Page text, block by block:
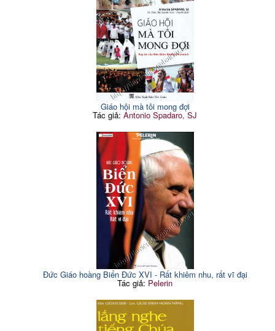
Giáo hội mà tôi mong đợi
Tác giả:Antonio Spadaro, SJ
Đức Giáo hoàng Biển Đức XVI - Rất khiêm nhu, rất vĩ đại
Tác giả: Pelerin